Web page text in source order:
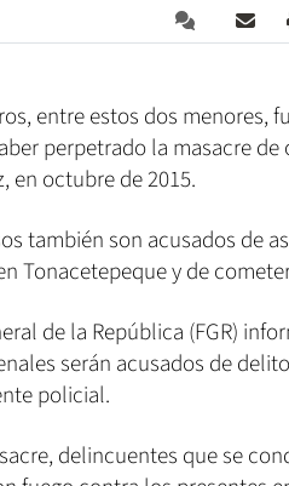
entre estos dos menores,
perpetrado la masacre
en octubre de 2015.
también son acusados de
Tonacetepeque y de
de la República (FGR)
serán acusados de
policial.
delincuentes que se